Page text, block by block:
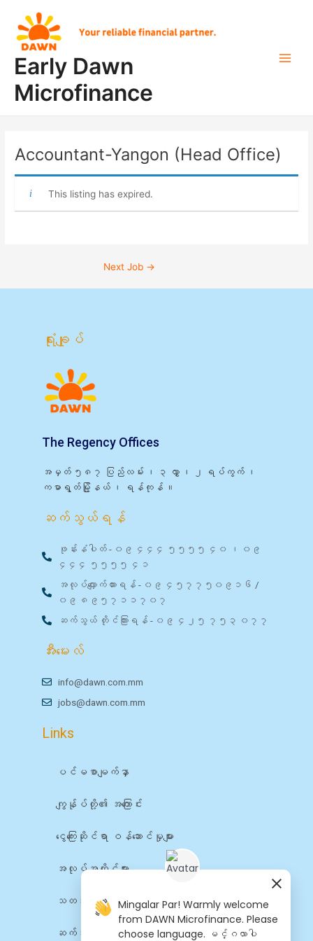
content
Early Dawn
Microfinance
Accountant-Yangon (Head Office)
This listing has expired.
navigation
Next Job →
ရုံးချုပ်
The Regency Offices
အမှတ် ၅၈၇ ပြည်လမ်း ၊ ၃ လွှာ ၊ ၂ ရပ်ကွက် ၊
ကမာရွတ်မြို့နယ် ၊ ရန်ကုန် ။
ဆက်သွယ်ရန်
ဖုန်းနံပါတ် - ၀၉ ၄၄၄ ၅၅၅၅ ၄၀ ၊ ၀၉
၄၄၄ ၅၅၅၅ ၄၁
အလုပ်လျှောက်ထားရန် - ၀၉ ၄၅၇၇၅၀၉၁၆ /
၀၉ ၈၉၅၇၁၁၇၀၇
ဆက်သွယ် တိုင်ကြားရန် - ၀၉ ၄၂၅ ၇၅၃ ၀၇၇
အီးမေးလ်
info@dawn.com.mm
jobs@dawn.com.mm
Links
ပင်မစာမျက်နှာ
ကျွန်ုပ်တို့၏ အကြောင်း
ငွေကြေးဆိုင်ရာ ဝန်ဆောင်မှုများ
အလုပ်အကိုင်များ
သတင်း
ဆက်သွယ်ရန်
Mingalar Par! Warmly welcome
from DAWN Microfinance. Please
choose language. မင်္ဂလာပါ